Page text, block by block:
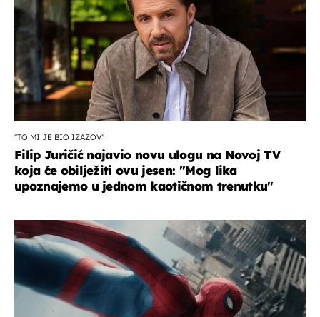
''TO MI JE BIO IZAZOV''
Filip Juričić najavio novu ulogu na Novoj TV
koja će obilježiti ovu jesen: ''Mog lika
upoznajemo u jednom kaotičnom trenutku''